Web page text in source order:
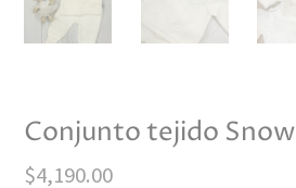
Conjunto tejido Snow
$4,190.00